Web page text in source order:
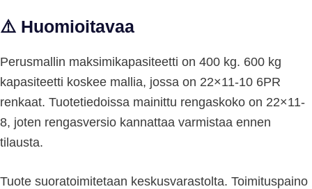
⚠️ Huomioitavaa
Perusmallin maksimikapasiteetti on 400 kg. 600 kg
kapasiteetti koskee mallia, jossa on 22×11-10 6PR
renkaat. Tuotetiedoissa mainittu rengaskoko on 22×11-
8, joten rengasversio kannattaa varmistaa ennen
tilausta.
Tuote suoratoimitetaan keskusvarastolta. Toimituspaino